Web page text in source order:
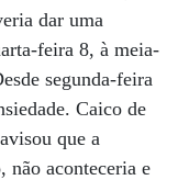
dar uma
feira 8, à meia-
segunda-feira
Caico de
que a
não aconteceria e